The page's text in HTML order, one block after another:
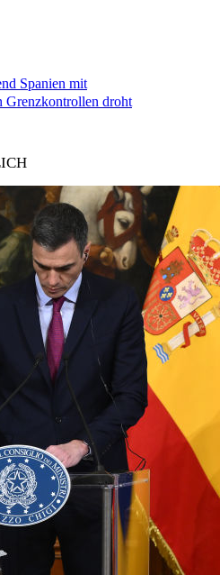
Spanien mit
Grenzkontrollen droht